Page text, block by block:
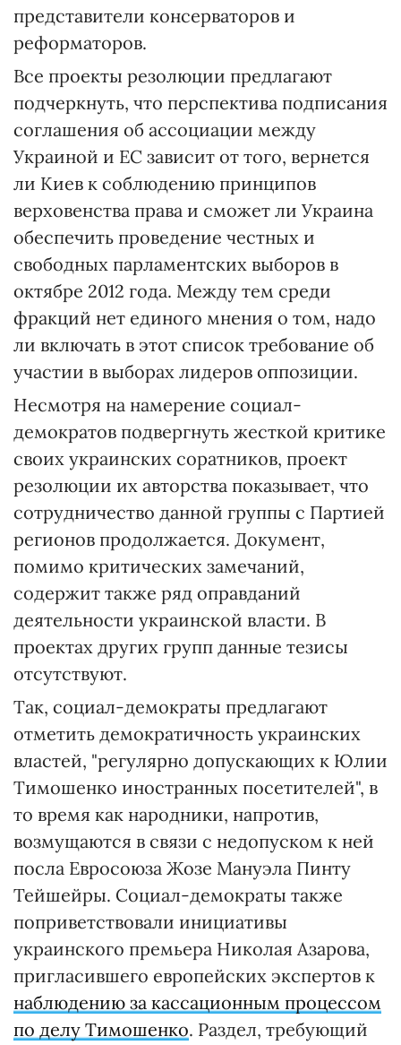
представители консерваторов и
реформаторов.
Все проекты резолюции предлагают
подчеркнуть, что перспектива подписания
соглашения об ассоциации между
Украиной и ЕС зависит от того, вернется
ли Киев к соблюдению принципов
верховенства права и сможет ли Украина
обеспечить проведение честных и
свободных парламентских выборов в
октябре 2012 года. Между тем среди
фракций нет единого мнения о том, надо
ли включать в этот список требование об
участии в выборах лидеров оппозиции.
Несмотря на намерение социал-
демократов подвергнуть жесткой критике
своих украинских соратников, проект
резолюции их авторства показывает, что
сотрудничество данной группы с Партией
регионов продолжается. Документ,
помимо критических замечаний,
содержит также ряд оправданий
деятельности украинской власти. В
проектах других групп данные тезисы
отсутствуют.
Так, социал-демократы предлагают
отметить демократичность украинских
властей, "регулярно допускающих к Юлии
Тимошенко иностранных посетителей", в
то время как народники, напротив,
возмущаются в связи с недопуском к ней
посла Евросоюза Жозе Мануэла Пинту
Тейшейры. Социал-демократы также
поприветствовали инициативы
украинского премьера Николая Азарова,
пригласившего европейских экспертов к
наблюдению за кассационным процессом
по делу Тимошенко. Раздел, требующий